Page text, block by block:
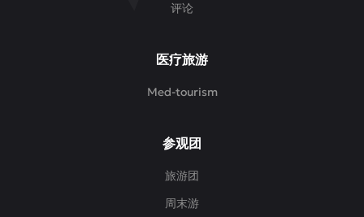
评论
医疗旅游
Med-tourism
参观团
旅游团
周末游